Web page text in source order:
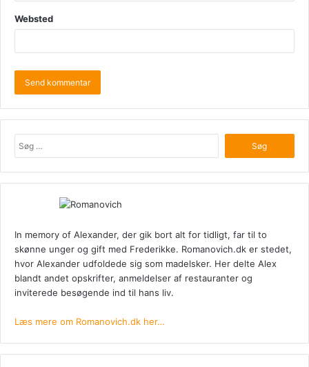
Websted
efter:
In memory of Alexander, der gik bort alt for tidligt, far til to
skønne unger og gift med Frederikke. Romanovich.dk er stedet,
hvor Alexander udfoldede sig som madelsker. Her delte Alex
blandt andet opskrifter, anmeldelser af restauranter og
inviterede besøgende ind til hans liv.
Læs mere om Romanovich.dk her…